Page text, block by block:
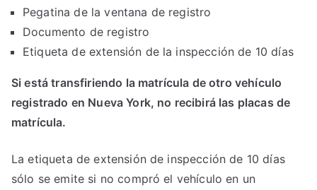
Pegatina de la ventana de registro
Documento de registro
Etiqueta de extensión de la inspección de 10 días
Si está transfiriendo la matrícula de otro vehículo
registrado en Nueva York, no recibirá las placas de
matrícula.
La etiqueta de extensión de inspección de 10 días
sólo se emite si no compró el vehículo en un